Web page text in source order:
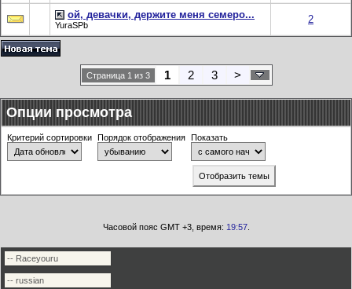
ой, девачки, держите меня семеро...
YuraSPb 2
Страница 1 из 3 1 2 3 >
Опции просмотра
Критерий сортировки Порядок отображения Показать
Часовой пояс GMT +3, время: 19:57.